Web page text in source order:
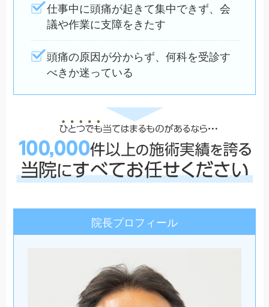
仕事中に頭痛が起きて集中できず、会
議や作業に支障をきたす
頭痛の原因が分からず、何科を受診す
べきか迷っている
院長プロフィール